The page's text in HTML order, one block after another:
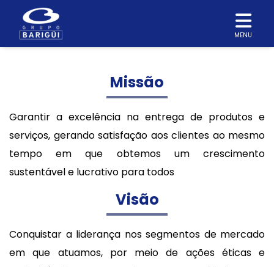
MENU
Missão
Garantir a excelência na entrega de produtos e
serviços, gerando satisfação aos clientes ao mesmo
tempo em que obtemos um crescimento
sustentável e lucrativo para todos
Visão
Conquistar a liderança nos segmentos de mercado
em que atuamos, por meio de ações éticas e